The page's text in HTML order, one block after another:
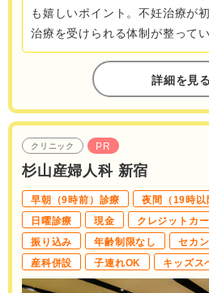
も嬉しいポイント。不妊治療が
治療を受けられる体制が整ってい
詳細を見る
クリニック PR
杉山産婦人科 新宿
早朝（9時前）診療 夜間（19時以
日曜診療
現金 クレジットカ
振り込み
年齢制限なし
セカ
産科併設
子連れOK キッズス